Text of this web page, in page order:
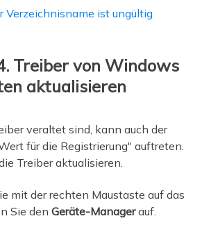
Verzeichnisname ist ungültig
Treiber von Windows
aktualisieren
veraltet sind, kann auch der
für die Registrierung" auftreten.
Treiber aktualisieren.
mit der rechten Maustaste auf das
Sie den Geräte-Managerauf.